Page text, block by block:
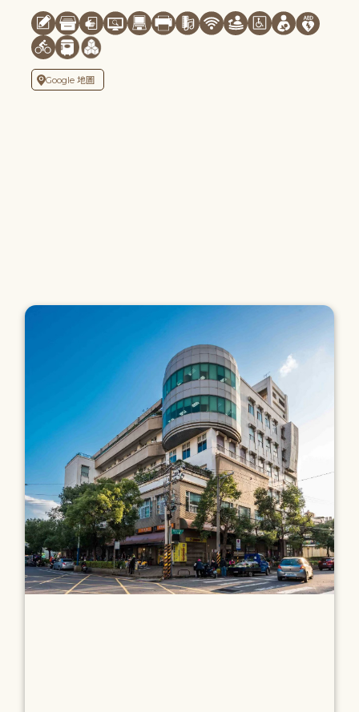
Google 地圖